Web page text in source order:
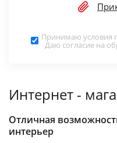
Принимаю условия
Даю согласие на
Интернет -
Отличная
интерьер